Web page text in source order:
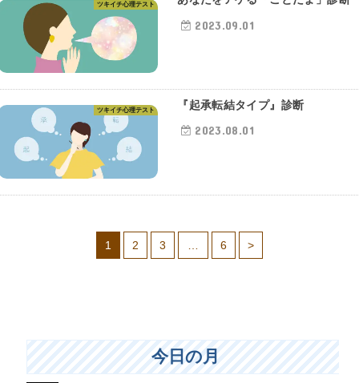
ツキイチ心理テスト
2023.09.01
ツキイチ心理テスト 『起承転結タイプ』診断
2023.08.01
1 2 3 6 >
今日の月